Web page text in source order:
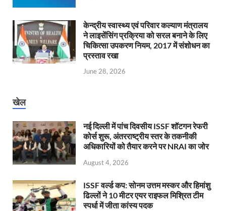
केन्‍द्रीय स्वास्थ्य एवं परिवार कल्याण मंत्रालय
ने लाइसेंसिंग प्रक्रिया को सरल बनाने के लिए
चिकित्सा उपकरण नियम, 2017 में संशोधन का
प्रस्ताव रखा
June 28, 2026
खेल
नई दिल्ली में पांच दिवसीय ISSF शॉटगन रेफरी
कोर्स शुरू, अंतरराष्ट्रीय स्तर के तकनीकी
अधिकारियों को तैयार करने पर NRAI का जोर
August 4, 2026
ISSF वर्ल्ड कप: सोनम उत्तम मस्कर और हिमांशु
ढिल्लों ने 10 मीटर एयर राइफल मिश्रित टीम
स्पर्धा में जीता कांस्य पदक